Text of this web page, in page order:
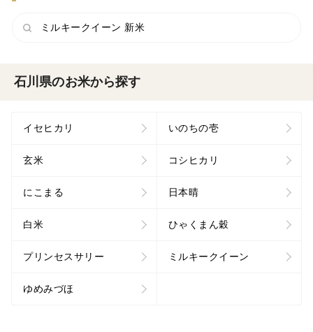
ミルキークイーン 新米
石川県のお米から探す
イセヒカリ いのちの壱
玄米 コシヒカリ
にこまる 日本晴
白米 ひゃくまん穀
プリンセスサリー ミルキークイーン
ゆめみづほ